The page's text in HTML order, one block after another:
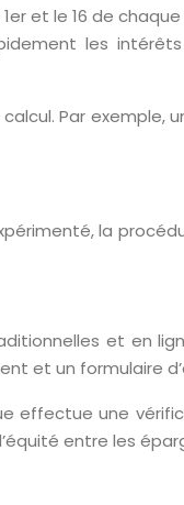
et le 16 de
les
Par exemple,
la
et en
et un formulaire
effectue une
entre les